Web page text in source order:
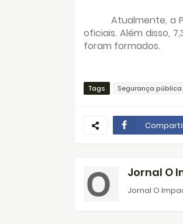
Atualmente, a
oficiais. Além disso,
foram formados.
Tags Segurança pública
Jornal O
Jornal O